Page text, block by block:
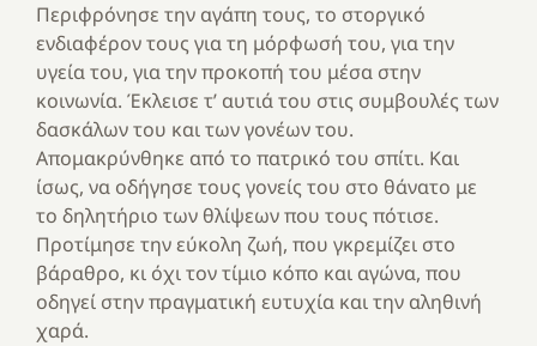
Περιφρόνησε την αγάπη τους, το στοργικό
ενδιαφέρον τους για τη μόρφωσή του, για την
υγεία του, για την προκοπή του μέσα στην
κοινωνία. Έκλεισε τ’ αυτιά του στις συμβουλές των
δασκάλων του και των γονέων του.
Απομακρύνθηκε από το πατρικό του σπίτι. Και
ίσως, να οδήγησε τους γονείς του στο θάνατο με
το δηλητήριο των θλίψεων που τους πότισε.
Προτίμησε την εύκολη ζωή, που γκρεμίζει στο
βάραθρο, κι όχι τον τίμιο κόπο και αγώνα, που
οδηγεί στην πραγματική ευτυχία και την αληθινή
χαρά.